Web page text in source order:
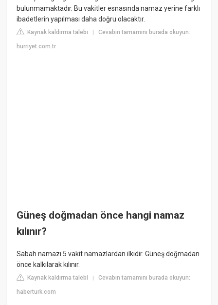
bulunmamaktadır. Bu vakitler esnasında namaz yerine farklı
ibadetlerin yapılması daha doğru olacaktır.
Kaynak kaldırma talebi |Cevabın tamamını burada okuyun:
hurriyet.com.tr
Güneş doğmadan önce hangi namaz
kılınır?
Sabah namazı 5 vakit namazlardan ilkidir. Güneş doğmadan
önce kalkılarak kılınır.
Kaynak kaldırma talebi |Cevabın tamamını burada okuyun:
haberturk.com